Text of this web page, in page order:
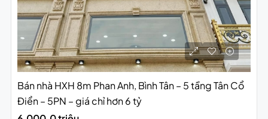
Bán nhà HXH 8m Phan Anh, Bình Tân – 5 tầng Tân Cổ
Điển – 5PN – giá chỉ hơn 6 tỷ